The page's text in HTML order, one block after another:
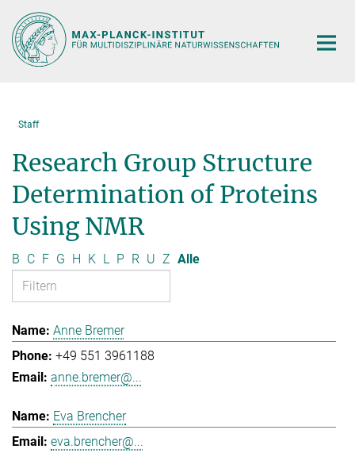
Hauptinhalt
Staff
Research Group Structure
Determination of Proteins
Using NMR
B C F G H K L P R U Z Alle
Anne Bremer
+49 551 3961188
anne.bremer@...
Eva Brencher
eva.brencher@...